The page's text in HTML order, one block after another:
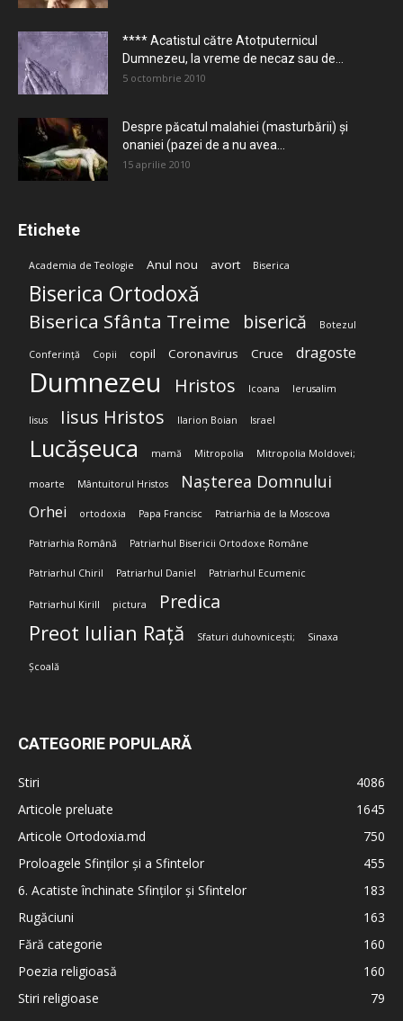
**** Acatistul către Atotputernicul
Dumnezeu, la vreme de necaz sau de...
5 octombrie 2010
Despre păcatul malahiei (masturbării) şi
onaniei (pazei de a nu avea...
15 aprilie 2010
Etichete
Academia de Teologie Anul nou avort Biserica
Biserica Ortodoxă
Biserica Sfânta Treime biserică Botezul
Conferință Copii copil Coronavirus Cruce dragoste
Dumnezeu Hristos Icoana Ierusalim
Iisus Iisus Hristos Ilarion Boian Israel
Lucășeuca mamă Mitropolia Mitropolia Moldovei;
moarte Mântuitorul Hristos Nașterea Domnului
Orhei ortodoxia Papa Francisc Patriarhia de la Moscova
Patriarhia Română Patriarhul Bisericii Ortodoxe Române
Patriarhul Chiril Patriarhul Daniel Patriarhul Ecumenic
Patriarhul Kirill pictura Predica
Preot Iulian Rață Sfaturi duhovnicești; Sinaxa
Școală
CATEGORIE POPULARĂ
Stiri
4086
Articole preluate
1645
Articole Ortodoxia.md
750
Proloagele Sfinților și a Sfintelor
455
6. Acatiste închinate Sfinților și Sfintelor
183
Rugăciuni
163
Fără categorie
160
Poezia religioasă
160
Stiri religioase
79